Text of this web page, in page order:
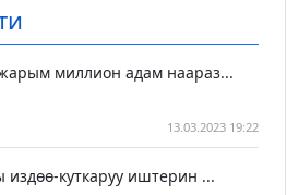
миллион адам наараз...
13.03.2023 19:22
куткаруу иштерин ...